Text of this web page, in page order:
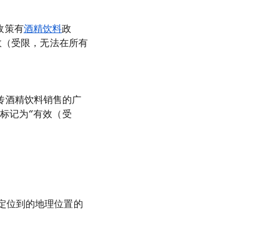
策有酒精饮料政
受限，无法在所有
酒精饮料销售的广
记为“有效（受
位到的地理位置的